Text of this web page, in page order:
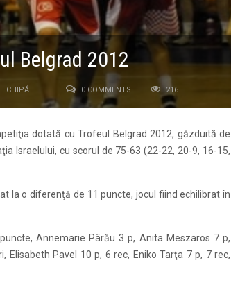
Belgrad 2012
ECHIPĂ 0 COMMENTS 216
dotată cu Trofeul Belgrad 2012, găzduită de
Israelului, cu scorul de 75-63 (22-22, 20-9, 16-15,
la o diferenţă de 11 puncte, jocul fiind echilibrat în
Annemarie Pârău 3 p, Anita Meszaros 7 p,
Elisabeth Pavel 10 p, 6 rec, Eniko Tarţa 7 p, 7 rec,